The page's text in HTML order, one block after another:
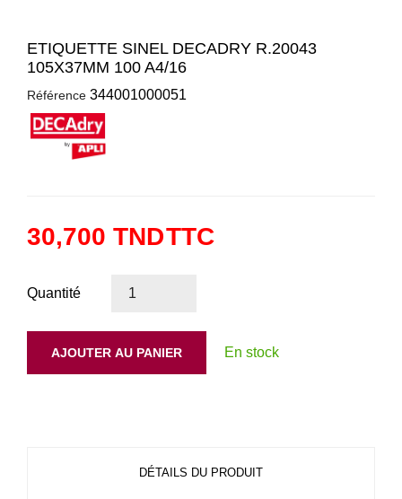
ETIQUETTE SINEL DECADRY R.20043
105X37MM 100 A4/16
Référence 344001000051
30,700 TNDTTC
Quantité
AJOUTER AU PANIER En stock
DÉTAILS DU PRODUIT